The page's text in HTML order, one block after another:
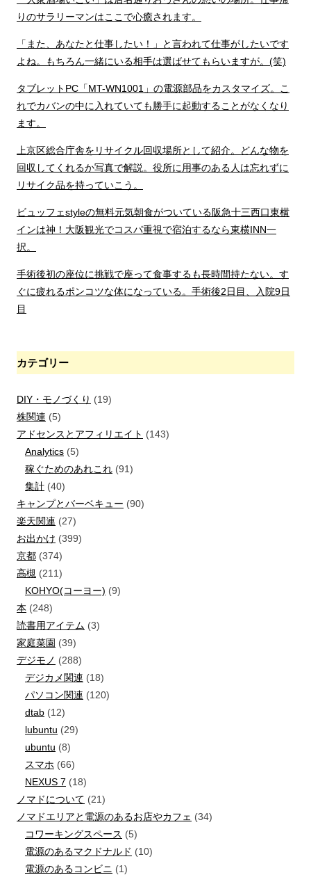
りのサラリーマンはここで心癒されます。
「また、あなたと仕事したい！」と言われて仕事がしたいです
よね。もちろん一緒にいる相手は選ばせてもらいますが。(笑)
タブレットPC「MT-WN1001」の電源部品をカスタマイズ。こ
れでカバンの中に入れていても勝手に起動することがなくなり
ます。
上京区総合庁舎をリサイクル回収場所として紹介。どんな物を
回収してくれるか写真で解説。役所に用事のある人は忘れずに
リサイク品を持っていこう。
ビュッフェstyleの無料元気朝食がついている阪急十三西口東横
インは神！大阪観光でコスパ重視で宿泊するなら東横INN一
択。
手術後初の座位に挑戦で座って食事するも長時間持たない。す
ぐに疲れるポンコツな体になっている。手術後2日目、入院9日
目
カテゴリー
DIY・モノづくり (19)
株関連 (5)
アドセンスとアフィリエイト (143)
Analytics (5)
稼ぐためのあれこれ (91)
集計 (40)
キャンプとバーベキュー (90)
楽天関連 (27)
お出かけ (399)
京都 (374)
高槻 (211)
KOHYO(コーヨー) (9)
本 (248)
読書用アイテム (3)
家庭菜園 (39)
デジモノ (288)
デジカメ関連 (18)
パソコン関連 (120)
dtab (12)
lubuntu (29)
ubuntu (8)
スマホ (66)
NEXUS 7 (18)
ノマドについて (21)
ノマドエリアと電源のあるお店やカフェ (34)
コワーキングスペース (5)
電源のあるマクドナルド (10)
電源のあるコンビニ (1)